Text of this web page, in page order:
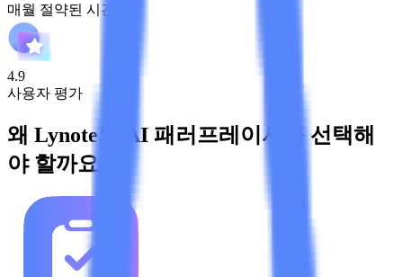
매월 절약된 시간
4.9
사용자 평가
왜 Lynote의 AI 패러프레이서를 선택해
야 할까요?